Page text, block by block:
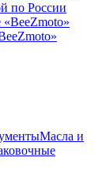
по России
Масла и